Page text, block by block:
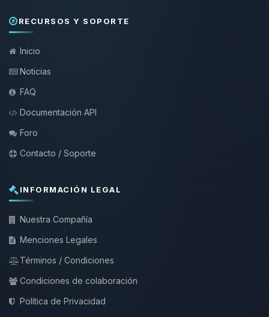
RECURSOS Y SOPORTE
Inicio
Noticias
FAQ
Documentación API
Foro
Contacto / Soporte
INFORMACIÓN LEGAL
Nuestra Compañía
Menciones Legales
Términos / Condiciones
Condiciones de colaboración
Política de Privacidad